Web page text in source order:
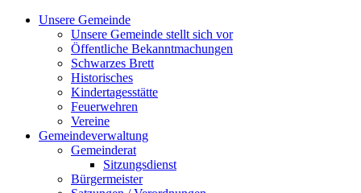
Unsere Gemeinde
Unsere Gemeinde stellt sich vor
Öffentliche Bekanntmachungen
Schwarzes Brett
Historisches
Kindertagesstätte
Feuerwehren
Vereine
Gemeindeverwaltung
Gemeinderat
Sitzungsdienst
Bürgermeister